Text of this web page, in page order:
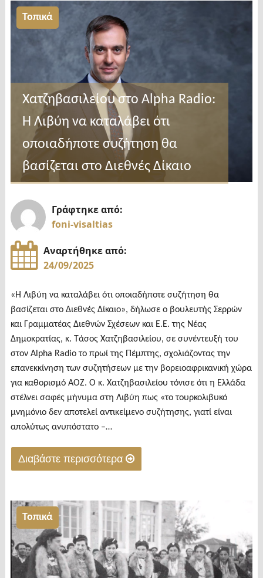
σε
45
ημέρες
ποδήλατα
Δήμο
Σερρών"
Τοπικά
Χατζηβασιλείου στο Alpha Radio:
Η Λιβύη να καταλάβει ότι
οποιαδήποτε συζήτηση θα
βασίζεται στο Διεθνές Δίκαιο
Γράφτηκε από:
foni-visaltias
Αναρτήθηκε από:
24/09/2025
«Η Λιβύη να καταλάβει ότι οποιαδήποτε συζήτηση θα
βασίζεται στο Διεθνές Δίκαιο», δήλωσε ο βουλευτής Σερρών
και Γραμματέας Διεθνών Σχέσεων και Ε.Ε. της Νέας
Δημοκρατίας, κ. Τάσος Χατζηβασιλείου, σε συνέντευξή του
στον Alpha Radio το πρωί της Πέμπτης, σχολιάζοντας την
επανεκκίνηση των συζητήσεων με την βορειοαφρικανική χώρα
για καθορισμό ΑΟΖ. Ο κ. Χατζηβασιλείου τόνισε ότι η Ελλάδα
στέλνει σαφές μήνυμα στη Λιβύη πως «το τουρκολιβυκό
μνημόνιο δεν αποτελεί αντικείμενο συζήτησης, γιατί είναι
απολύτως ανυπόστατο –…
Διαβάστε περισσότερα
Alpha
Radio:
Η
Λιβύη
Τοπικά